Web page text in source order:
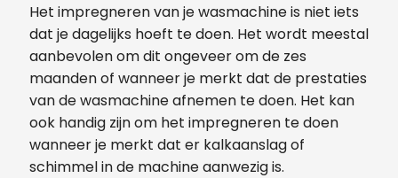
Het impregneren van je wasmachine is niet iets
dat je dagelijks hoeft te doen. Het wordt meestal
aanbevolen om dit ongeveer om de zes
maanden of wanneer je merkt dat de prestaties
van de wasmachine afnemen te doen. Het kan
ook handig zijn om het impregneren te doen
wanneer je merkt dat er kalkaanslag of
schimmel in de machine aanwezig is.